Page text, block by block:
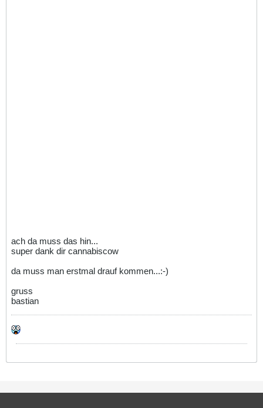
ach da muss das hin...
super dank dir cannabiscow
da muss man erstmal drauf kommen...:-)
gruss
bastian